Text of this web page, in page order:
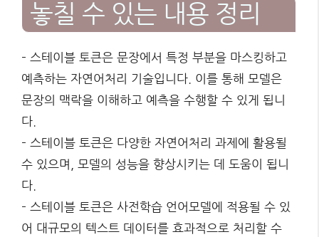
놓칠 수 있는 내용 정리
– 스테이블 토큰은 문장에서 특정 부분을 마스킹하고
예측하는 자연어처리 기술입니다. 이를 통해 모델은
문장의 맥락을 이해하고 예측을 수행할 수 있게 됩니
다.
– 스테이블 토큰은 다양한 자연어처리 과제에 활용될
수 있으며, 모델의 성능을 향상시키는 데 도움이 됩니
다.
– 스테이블 토큰은 사전학습 언어모델에 적용될 수 있
어 대규모의 텍스트 데이터를 효과적으로 처리할 수